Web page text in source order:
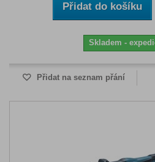
Přidat do košíku
Skladem -
Přidat na seznam přání